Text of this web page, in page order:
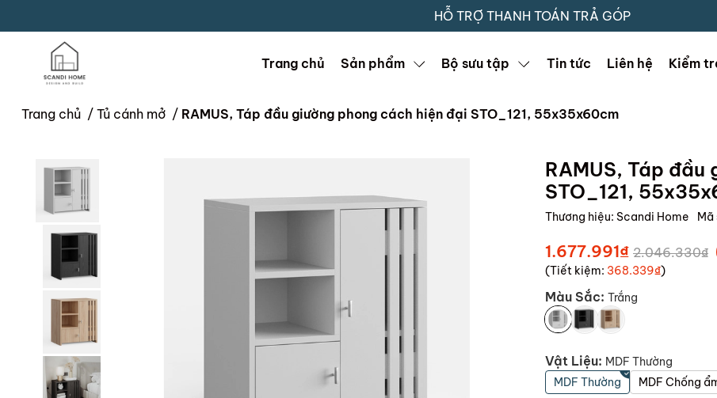
HỖ TRỢ THANH TOÁN TRẢ GÓP
Trang chủ Sản phẩm Bộ sưu tập Tin tức Liên hệ Kiểm
Trang chủ / Tủ cánh mở / RAMUS, Táp đầu giường phong cách hiện đại STO_121, 55x35x60cm
RAMUS, Táp
STO_121,
Thương hiệu: Scandi Home Mã
1.677.991₫ 2.046.330₫
(Tiết kiệm: 368.339₫)
Màu Sắc: Trắng
Vật Liệu: MDF Thường
MDF Thường
MDF Chống